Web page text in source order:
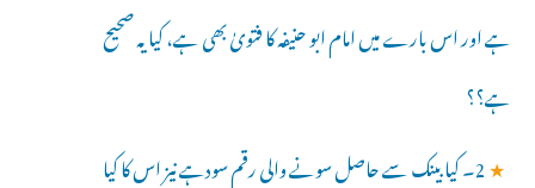
ہے اور اس بارے میں امام ابو حنیفہ کا فتویٰ بھی ہے، کیا یہ صحیح
ہے؟؟
★ 2۔ کیا بینک سے حاصل سونے والی رقم سودہے نیز اس کا کیا